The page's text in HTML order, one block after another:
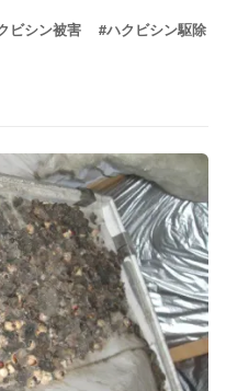
ビシン被害 #ハクビシン駆除